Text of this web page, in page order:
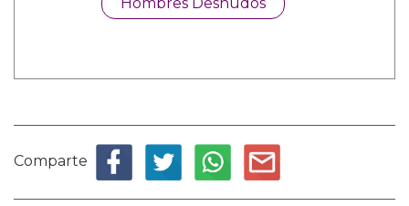
Comparte